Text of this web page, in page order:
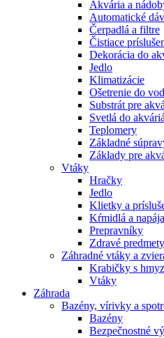
Akvária a
Automatické
Čerpadlá a filtre
Čistiace
Dekorácia do
Jedlo
Klimatizácie
Ošetrenie do
Substrát pre
Svetlá do akváriá
Teplomery
Základné
Základy pre
Vtáky
Hračky
Jedlo
Klietky a
Kŕmidlá a
Prepravníky
Zdravé predmety
Záhradné vtáky a
Krabičky s
Vtáky
Záhrada
Bazény, vírivky a
Bazény
Bezpečnostné